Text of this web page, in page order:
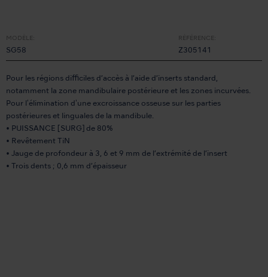
MODÈLE:
SG58
RÉFÉRENCE:
Z305141
Pour les régions difficiles d’accès à l’aide d’inserts standard,
notamment la zone mandibulaire postérieure et les zones incurvées.
Pour l'élimination d'une excroissance osseuse sur les parties
postérieures et linguales de la mandibule.
• PUISSANCE [SURG] de 80%
• Revêtement TiN
• Jauge de profondeur à 3, 6 et 9 mm de l’extrémité de l’insert
• Trois dents ; 0,6 mm d’épaisseur